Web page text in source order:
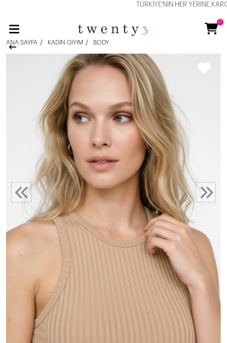
TÜRKİYE'NİN HER YERİNE,KARGO
0
ANA SAYFA KADIN GIYIM BODY